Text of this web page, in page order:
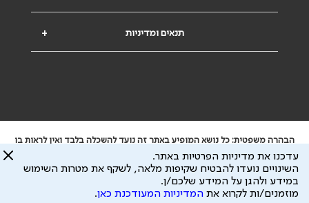
+ תנאים ומדיניות
הבהרה משפטית: כל נושא המופיע באתר זה נועד להשכלה בלבד ואין לראות בו
ייעוץ רפואי או משפטי. אין הר"י אחראית לתוכן המתפרסם באתר זה ולכל נזק
שעלול להיגרם.
ידוע לי שהר"י אוספת ושומרת מידע אישי לצורך מתן השרות וכי חלק ממנו עשוי
להיות מועבר לצדדים שלישיים, הכל בכפוף למדיניות הפרטיות
עדכנו את מדיניות הפרטיות באתר.
השינויים נועדו להבטיח שקיפות מלאה, לשקף את מטרות השימוש
במידע ולהגן על המידע שלכם/ן.
מוזמנים/ות לקרוא את המדיניות המעודכנת כאן.